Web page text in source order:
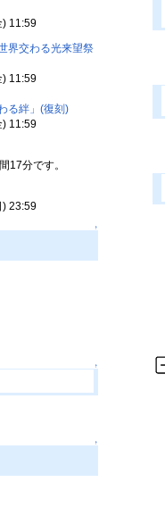
11:59
界交わる光来望祭
11:59
る絆」(復刻)
11:59
17分です。
23:59
↑
↑
↑